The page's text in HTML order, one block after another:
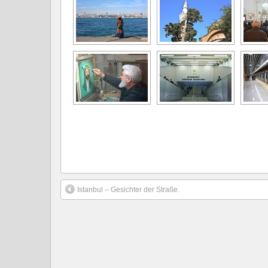
Istanbul – Gesichter der Straße.